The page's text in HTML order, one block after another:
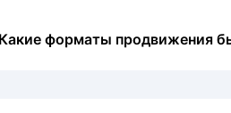
Какие форматы продвижения